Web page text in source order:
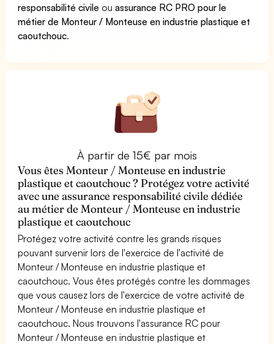
responsabilité civile ouassurance RC PRO pour le
métier de Monteur / Monteuse en industrie plastique et
caoutchouc.
À partir de 15€ par mois
Vous êtes Monteur / Monteuse en industrie
plastique et caoutchouc ? Protégez votre activité
avec une assurance responsabilité civile dédiée
au métier de Monteur / Monteuse en industrie
plastique et caoutchouc
Protégez votre activité contre les grands risques
pouvant survenir lors de l'exercice de l'activité de
Monteur / Monteuse en industrie plastique et
caoutchouc. Vous êtes protégés contre les dommages
que vous causez lors de l'exercice de votre activité de
Monteur / Monteuse en industrie plastique et
caoutchouc. Nous trouvons l'assurance RC pour
Monteur / Monteuse en industrie plastique et